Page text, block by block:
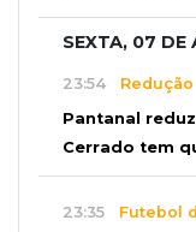
SEXTA, 07 DE
23:54 Redução
Pantanal
Cerrado tem
23:35 Futebol